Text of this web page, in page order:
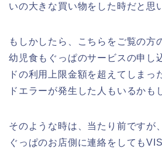
いの大きな買い物をした時だと思
もしかしたら、こちらをご覧の方
幼児食もぐっぱのサービスの申し
ドの利用上限金額を超えてしまっ
ドエラーが発生した人もいるかも
そのような時は、当たり前ですが
ぐっぱのお店側に連絡をしても